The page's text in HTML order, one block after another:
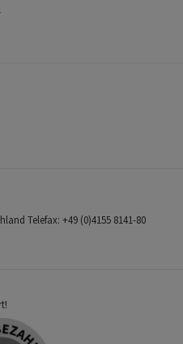
Telefax: +49 (0)4155 8141-80